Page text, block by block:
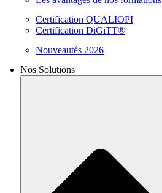
Certification QUALIOPI
Certification DiGiTT®
Nouveautés 2026
Nos Solutions